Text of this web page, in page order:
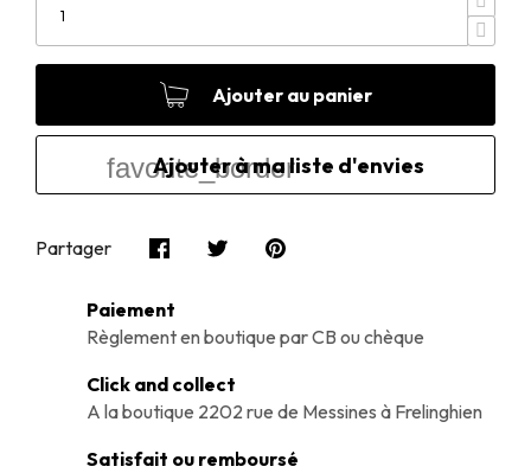
Ajouter au panier
favorite_border
Partager
Paiement
Règlement en boutique par CB ou chèque
Click and collect
A la boutique 2202 rue de Messines à Frelinghien
Satisfait ou remboursé